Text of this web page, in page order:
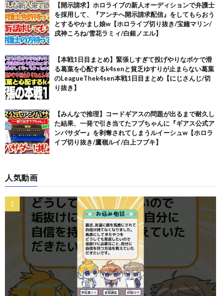
【開示請求】ホロライブの新人オーディションで弁護士
を採用して、『アンチへ開示請求配信』をしてもらおう
とするやかまし娘w【ホロライブ切り抜き/宝鐘マリン/
戌神ころね/雪花ラミィ/白銀ノエル】
【本戦1日目まとめ】緊張しすぎて投げやりなボケで滑
る葛葉を心配するk4senと貧乏ゆすりが止まらない葛葉
のLeagueThek4sen本戦1日目まとめ【にじさんじ/切
り抜き】
【みんなで推理】コードギアスの問題が出るまで耐久し
た結果、一発で引き当てたフブちゃんに『ギアス公式ア
ンバサダー』を剥奪されてしまうルイーシュw【ホロラ
イブ切り抜き/鷹嶺ルイ/白上フブキ】
人気動画